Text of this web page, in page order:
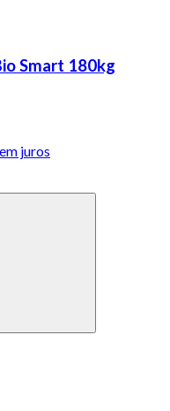
Smart 180kg
juros